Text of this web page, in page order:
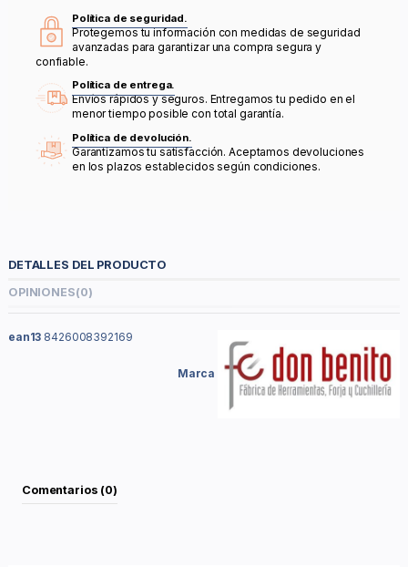
Política de seguridad.
Protegemos tu información con medidas de seguridad
avanzadas para garantizar una compra segura y
confiable.
Política de entrega.
Envíos rápidos y seguros. Entregamos tu pedido en el
menor tiempo posible con total garantía.
Política de devolución.
Garantizamos tu satisfacción. Aceptamos devoluciones
en los plazos establecidos según condiciones.
DETALLES DEL PRODUCTO
OPINIONES(0)
Marca
ean13 8426008392169
Comentarios (0)